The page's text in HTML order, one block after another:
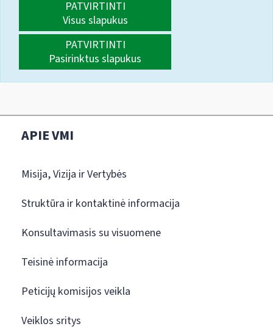
PATVIRTINTI
Visus slapukus
PATVIRTINTI
Pasirinktus slapukus
APIE VMI
Misija, Vizija ir Vertybės
Struktūra ir kontaktinė informacija
Konsultavimasis su visuomene
Teisinė informacija
Peticijų komisijos veikla
Veiklos sritys